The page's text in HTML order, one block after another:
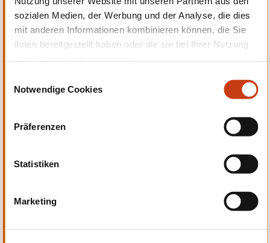
sozialen Medien, der Werbung und der Analyse, die dies
mit anderen Informationen kombinieren können, die Sie
ihnen bereitgestellt haben oder die sie bei Ihrer Nutzung
Notwendige Cookies
Präferenzen
Statistiken
Marketing
Entwicklung